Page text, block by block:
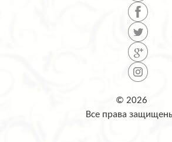
© 2026
Все права